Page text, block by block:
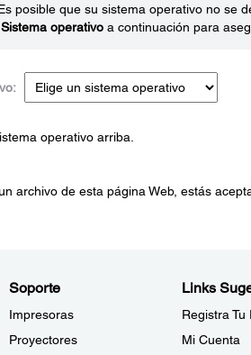
posible que su sistema operativo no se
Sistema operativoa continuación para
operativo arriba.
archivo de esta página Web, estás
Soporte
Impresoras
Proyectores
Links
Registra Tu
Mi Cuenta